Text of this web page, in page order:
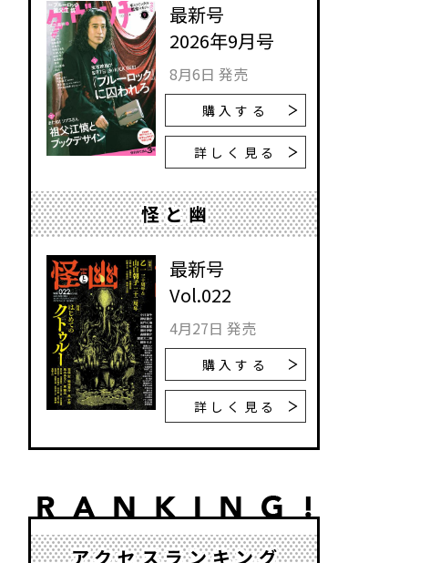
最新号
2026年9月号
8月6日 発売
購入する
詳しく見る
怪と幽
最新号
Vol.022
4月27日 発売
購入する
詳しく見る
アクセスランキング